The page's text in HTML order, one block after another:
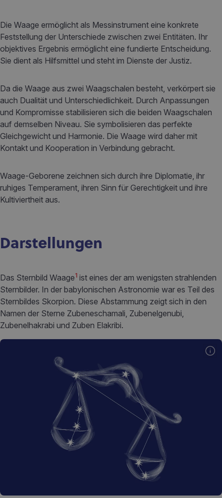
Die Waage ermöglicht als Messinstrument eine konkrete
Feststellung der Unterschiede zwischen zwei Entitäten. Ihr
objektives Ergebnis ermöglicht eine fundierte Entscheidung.
Sie dient als Hilfsmittel und steht im Dienste der Justiz.
Da die Waage aus zwei Waagschalen besteht, verkörpert sie
auch Dualität und Unterschiedlichkeit. Durch Anpassungen
und Kompromisse stabilisieren sich die beiden Waagschalen
auf demselben Niveau. Sie symbolisieren das perfekte
Gleichgewicht und Harmonie. Die Waage wird daher mit
Kontakt und Kooperation in Verbindung gebracht.
Waage-Geborene zeichnen sich durch ihre Diplomatie, ihr
ruhiges Temperament, ihren Sinn für Gerechtigkeit und ihre
Kultiviertheit aus.
Darstellungen
Das Sternbild Waage1 ist eines der am wenigsten strahlenden
Sternbilder. In der babylonischen Astronomie war es Teil des
Sternbildes Skorpion. Diese Abstammung zeigt sich in den
Namen der Sterne Zubeneschamali, Zubenelgenubi,
Zubenelhakrabi und Zuben Elakribi.